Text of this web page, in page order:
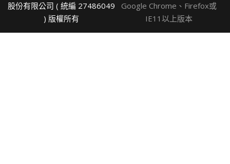
股份有限公司 ( 統編 27486049
) 版權所有
Google Chrome、Firefox或
IE11以上版本